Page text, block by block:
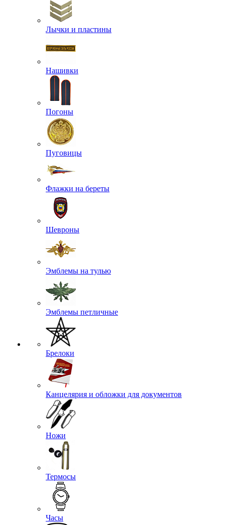
Лычки и пластины
Нашивки
Погоны
Пуговицы
Флажки на береты
Шевроны
Эмблемы на тулью
Эмблемы петличные
Брелоки
Канцелярия и обложки для документов
Ножи
Термосы
Часы